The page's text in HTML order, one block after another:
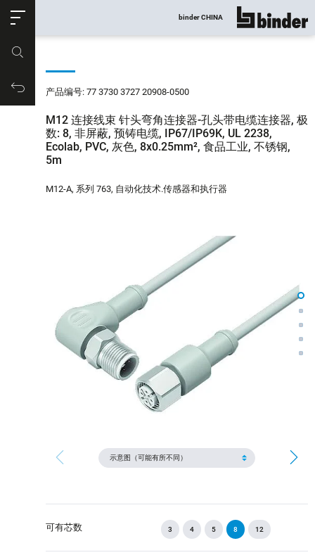
购物车
binder CHINA 显示所有
产品编号: 77 3730 3727 20908-0500
M12 连接线束 针头弯角连接器-孔头带电缆连接器, 极
数: 8, 非屏蔽, 预铸电缆, IP67/IP69K, UL 2238,
Ecolab, PVC, 灰色, 8x0.25mm², 食品工业, 不锈钢,
5m
M12-A, 系列 763, 自动化技术.传感器和执行器
可有芯数 3 4 5 8 12